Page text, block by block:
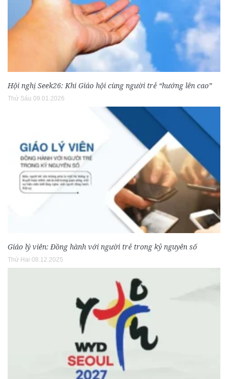
Hội nghị Seek26: Khi Giáo hội cùng người trẻ “hướng lên cao”
Thứ Sáu 09.01.2026
Giáo lý viên: Đồng hành với người trẻ trong kỷ nguyên số
Thứ Hai 08.12.2025